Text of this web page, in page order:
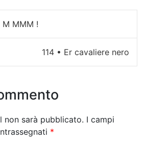
M MMM !
114 • Er cavaliere nero
non sarà pubblicato. I campi
*